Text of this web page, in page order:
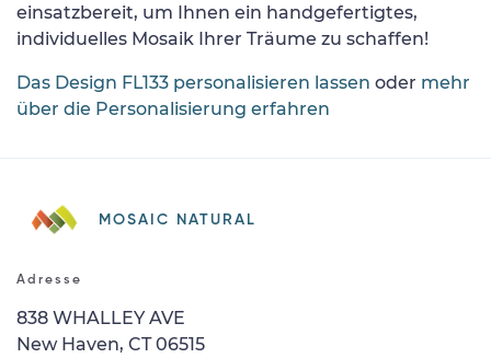
einsatzbereit, um Ihnen ein handgefertigtes,
individuelles Mosaik Ihrer Träume zu schaffen!
Das Design FL133 personalisieren lassen oder mehr
über die Personalisierung erfahren
MOSAIC NATURAL
Adresse
838 WHALLEY AVE
New Haven, CT 06515